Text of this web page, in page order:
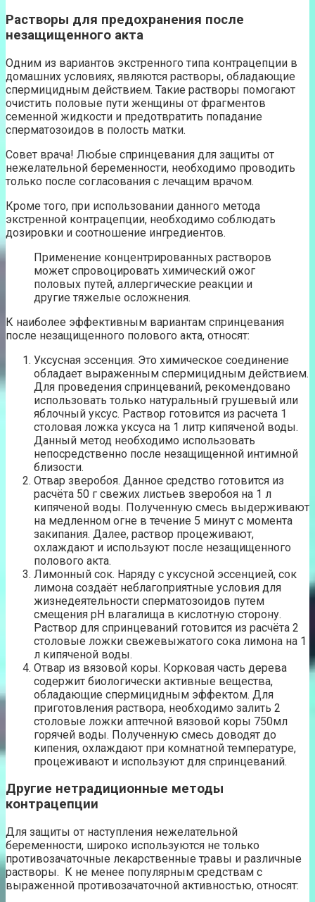
Растворы для предохранения после
незащищенного акта
Одним из вариантов экстренного типа контрацепции в
домашних условиях, являются растворы, обладающие
спермицидным действием. Такие растворы помогают
очистить половые пути женщины от фрагментов
семенной жидкости и предотвратить попадание
сперматозоидов в полость матки.
Совет врача! Любые спринцевания для защиты от
нежелательной беременности, необходимо проводить
только после согласования с лечащим врачом.
Кроме того, при использовании данного метода
экстренной контрацепции, необходимо соблюдать
дозировки и соотношение ингредиентов.
Применение концентрированных растворов
может спровоцировать химический ожог
половых путей, аллергические реакции и
другие тяжелые осложнения.
К наиболее эффективным вариантам спринцевания
после незащищенного полового акта, относят:
Уксусная эссенция. Это химическое соединение
обладает выраженным спермицидным действием.
Для проведения спринцеваний, рекомендовано
использовать только натуральный грушевый или
яблочный уксус. Раствор готовится из расчета 1
столовая ложка уксуса на 1 литр кипяченой воды.
Данный метод необходимо использовать
непосредственно после незащищенной интимной
близости.
Отвар зверобоя. Данное средство готовится из
расчёта 50 г свежих листьев зверобоя на 1 л
кипяченой воды. Полученную смесь выдерживают
на медленном огне в течение 5 минут с момента
закипания. Далее, раствор процеживают,
охлаждают и используют после незащищенного
полового акта.
Лимонный сок. Наряду с уксусной эссенцией, сок
лимона создаёт неблагоприятные условия для
жизнедеятельности сперматозоидов путем
смещения pH влагалища в кислотную сторону.
Раствор для спринцеваний готовится из расчёта 2
столовые ложки свежевыжатого сока лимона на 1
л кипяченой воды.
Отвар из вязовой коры. Корковая часть дерева
содержит биологически активные вещества,
обладающие спермицидным эффектом. Для
приготовления раствора, необходимо залить 2
столовые ложки аптечной вязовой коры 750мл
горячей воды. Полученную смесь доводят до
кипения, охлаждают при комнатной температуре,
процеживают и используют для спринцеваний.
Другие нетрадиционные методы
контрацепции
Для защиты от наступления нежелательной
беременности, широко используются не только
противозачаточные лекарственные травы и различные
растворы. К не менее популярным средствам с
выраженной противозачаточной активностью, относят: